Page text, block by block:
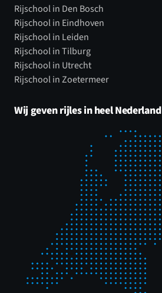
Rijschool in Den Bosch
Rijschool in Eindhoven
Rijschool in Leiden
Rijschool in Tilburg
Rijschool in Utrecht
Rijschool in Zoetermeer
Wij geven rijles in heel Nederland